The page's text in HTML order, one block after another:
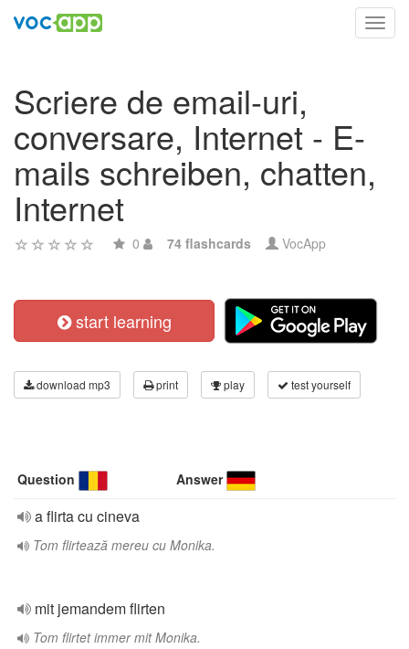
Scriere de email-uri,
conversare, Internet - E-
mails schreiben, chatten,
Internet
0 74 flashcards VocApp
start learning
download mp3 print play test yourself
Question Answer
a flirta cu cineva
Tom flirtează mereu cu Monika.
mit jemandem flirten
Tom flirtet immer mit Monika.